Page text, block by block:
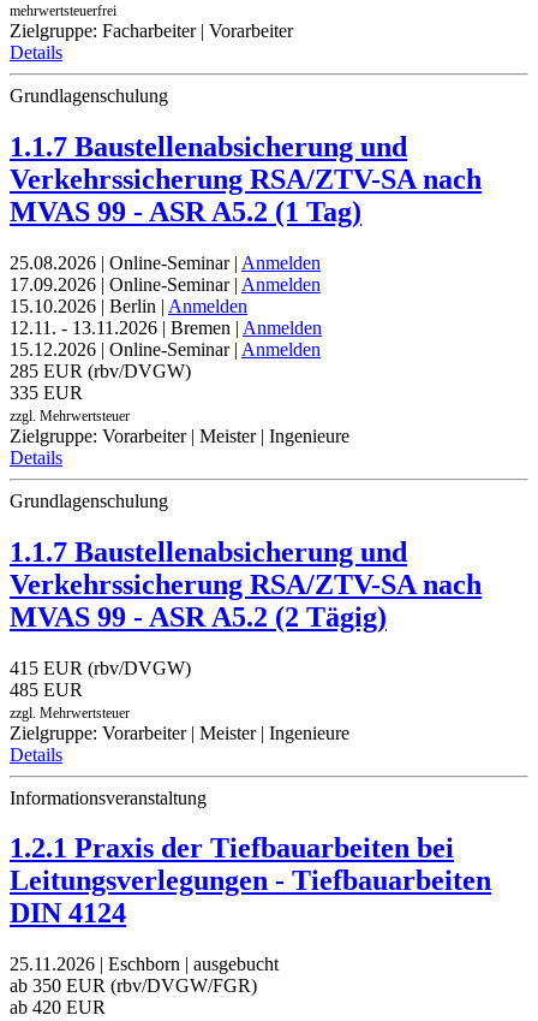
mehrwertsteuerfrei
Zielgruppe: Facharbeiter | Vorarbeiter
Details
Grundlagenschulung
1.1.7 Baustellenabsicherung und
Verkehrssicherung RSA/ZTV-SA nach
MVAS 99 - ASR A5.2 (1 Tag)
25.08.2026 | Online-Seminar | Anmelden
17.09.2026 | Online-Seminar | Anmelden
15.10.2026 | Berlin | Anmelden
12.11. - 13.11.2026 | Bremen | Anmelden
15.12.2026 | Online-Seminar | Anmelden
285 EUR (rbv/DVGW)
335 EUR
zzgl. Mehrwertsteuer
Zielgruppe: Vorarbeiter | Meister | Ingenieure
Details
Grundlagenschulung
1.1.7 Baustellenabsicherung und
Verkehrssicherung RSA/ZTV-SA nach
MVAS 99 - ASR A5.2 (2 Tägig)
415 EUR (rbv/DVGW)
485 EUR
zzgl. Mehrwertsteuer
Zielgruppe: Vorarbeiter | Meister | Ingenieure
Details
Informationsveranstaltung
1.2.1 Praxis der Tiefbauarbeiten bei
Leitungsverlegungen - Tiefbauarbeiten
DIN 4124
25.11.2026 | Eschborn | ausgebucht
ab 350 EUR (rbv/DVGW/FGR)
ab 420 EUR